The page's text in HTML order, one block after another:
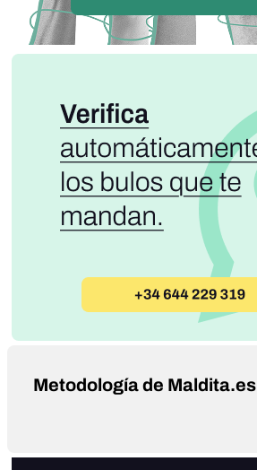
Metodología de Maldita.es